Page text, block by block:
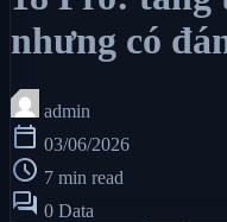
nhưng có
admin
calendar_today 03/06/2026
schedule 7 min read
forum 0 Data